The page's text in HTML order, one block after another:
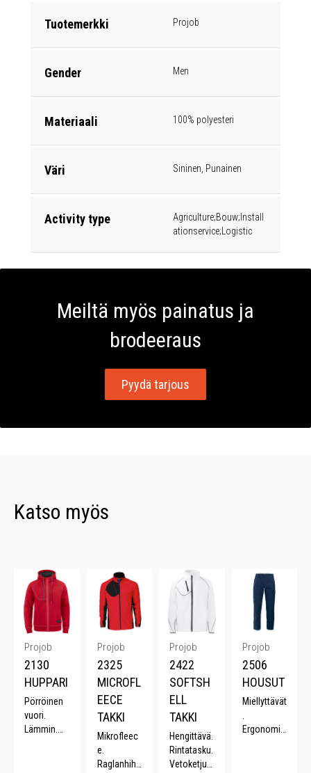
Tuotemerkki Projob
Gender Men
Materiaali 100% polyesteri
Väri Sininen, Punainen
Activity type
Agriculture;Bouw;Install
ationservice;Logistic
Meiltä myös painatus ja
brodeeraus
Pyydä tarjous
Katso myös
Projob
2130
HUPPARI
Pörröinen
vuori.
Lämmin.
Projob
2325
MICROFL
EECE
TAKKI
Mikrofleec
e.
Raglanhiha
Projob
2422
SOFTSH
ELL
TAKKI
Hengittävä.
Rintatasku.
Vetoketjus
Projob
2506
HOUSUT
Miellyttävät
Ergonomis